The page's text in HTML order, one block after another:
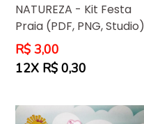
NATUREZA - Kit Festa
Praia (PDF, PNG, Studio)
Preço
normal
R$ 3,00
12X R$ 0,30